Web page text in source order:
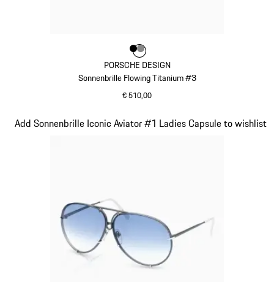
PORSCHE DESIGN
Sonnenbrille Flowing Titanium #3
€ 510,00
Farbe
FarbeFarbe
Add Sonnenbrille Iconic Aviator #1 Ladies Capsule to wishlist
Slide 9 von 21